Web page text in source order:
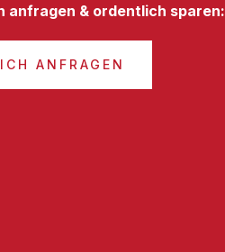
anfragen & ordentlich sparen:
ANFRAGEN